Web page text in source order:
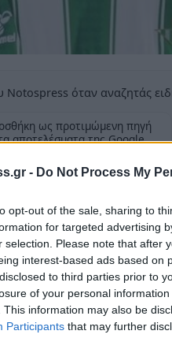
- Do Not Process My
opt-out of the sale, sharing to
for targeted advertising
selection. Please note that after
interest-based ads based on
to third parties prior to
of your personal
This information may also be
Participants that may further
όταν αναζητάς
ως προτιμώμενη πηγή
αποτελέσματα της Google
, μετά από 2.5 χρόνια
και θα συνεχίσει
και επίσημα η ομάδα
καλύψει το κενό του